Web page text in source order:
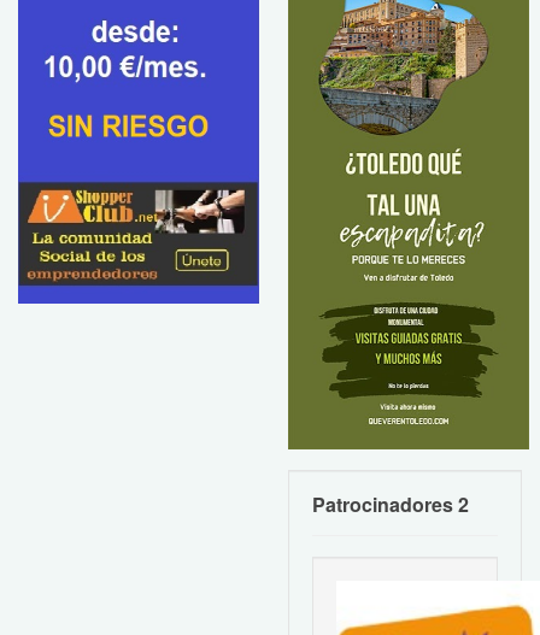
Patrocinadores 2